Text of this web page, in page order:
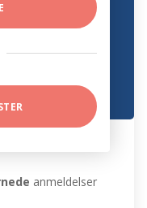
anmeldelser